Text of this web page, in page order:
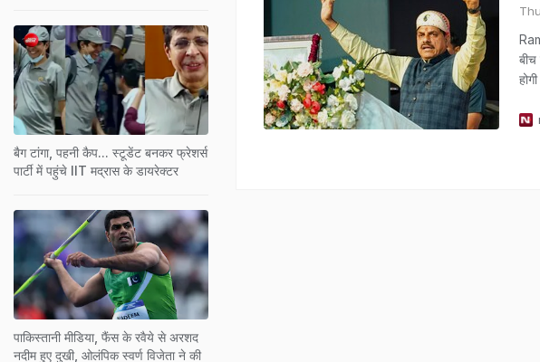
बीच
बैग टांगा, पहनी कैप... स्टूडेंट बनकर फ्रेशर्स
पार्टी में पहुंचे IIT मद्रास के डायरेक्टर
पाकिस्तानी मीडिया, फैंस के रवैये से अरशद
नदीम हुए दुखी, ओलंपिक स्वर्ण विजेता ने की